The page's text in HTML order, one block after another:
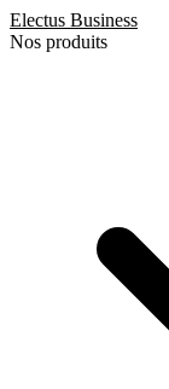
Electus Business
Nos produits